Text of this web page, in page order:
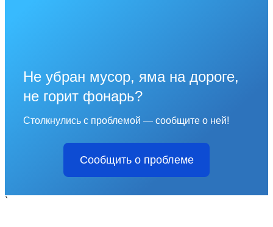
Не убран мусор, яма на дороге,
не горит фонарь?
Столкнулись с проблемой — сообщите о ней!
Сообщить о проблеме
`